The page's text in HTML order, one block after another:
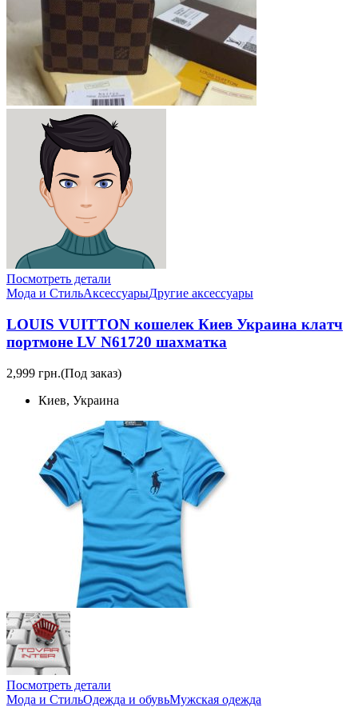
Посмотреть детали
Мода и СтильАксессуарыДругие аксессуары
LOUIS VUITTON кошелек Киев Украина клатч
портмоне LV N61720 шахматка
2,999 грн.(Под заказ)
Киев, Украина
Посмотреть детали
Мода и СтильОдежда и обувьМужская одежда